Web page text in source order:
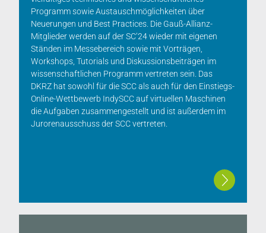
Programm sowie Austauschmöglichkeiten über
Neuerungen und Best Practices. Die Gauß-Allianz-
Mitglieder werden auf der SC‘24 wieder mit eigenen
Ständen im Messebereich sowie mit Vorträgen,
Workshops, Tutorials und Diskussionsbeiträgen im
wissenschaftlichen Programm vertreten sein. Das
DKRZ hat sowohl für die SCC als auch für den Einstiegs-
Online-Wettbewerb IndySCC auf virtuellen Maschinen
die Aufgaben zusammengestellt und ist außerdem im
Jurorenausschuss der SCC vertreten.